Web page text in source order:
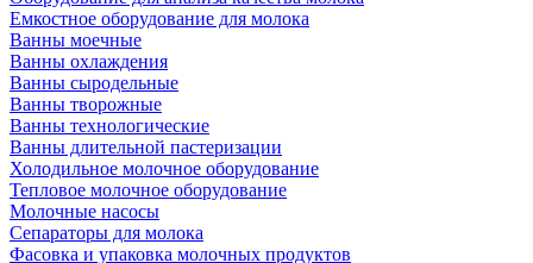
Емкостное оборудование для молока
Ванны моечные
Ванны охлаждения
Ванны сыродельные
Ванны творожные
Ванны технологические
Ванны длительной пастеризации
Холодильное молочное оборудование
Тепловое молочное оборудование
Молочные насосы
Сепараторы для молока
Фасовка и упаковка молочных продуктов